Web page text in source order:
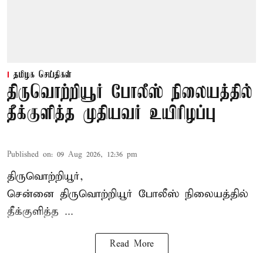
தமிழக செய்திகள்
திருவொற்றியூர் போலீஸ் நிலையத்தில்
தீக்குளித்த முதியவர் உயிரிழப்பு
Published on: 09 Aug 2026, 12:36 pm
திருவொற்றியூர்,
சென்னை திருவொற்றியூர் போலீஸ் நிலையத்தில்
தீக்குளித்த ...
Read More